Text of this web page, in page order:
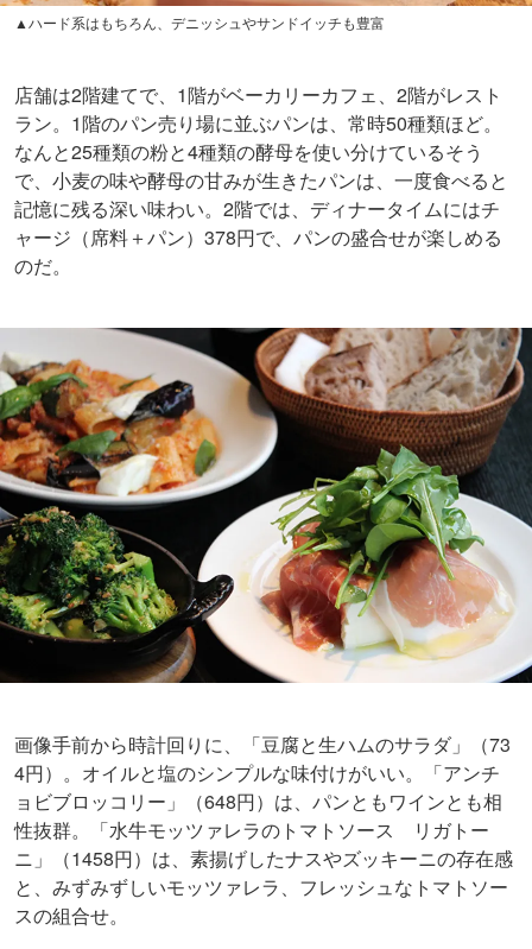
▲ハード系はもちろん、デニッシュやサンドイッチも豊富
店舗は2階建てで、1階がベーカリーカフェ、2階がレスト
ラン。1階のパン売り場に並ぶパンは、常時50種類ほど。
なんと25種類の粉と4種類の酵母を使い分けているそう
で、小麦の味や酵母の甘みが生きたパンは、一度食べると
記憶に残る深い味わい。2階では、ディナータイムにはチ
ャージ（席料＋パン）378円で、パンの盛合せが楽しめる
のだ。
画像手前から時計回りに、「豆腐と生ハムのサラダ」（73
4円）。オイルと塩のシンプルな味付けがいい。「アンチ
ョビブロッコリー」（648円）は、パンともワインとも相
性抜群。「水牛モッツァレラのトマトソース リガトー
ニ」（1458円）は、素揚げしたナスやズッキーニの存在感
と、みずみずしいモッツァレラ、フレッシュなトマトソー
スの組合せ。